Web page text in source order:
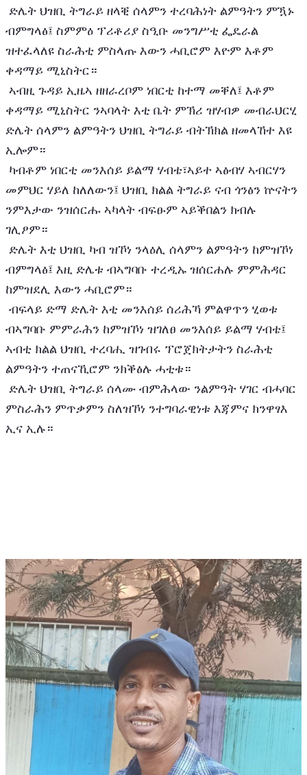
ብምግላፅ፤ ስምምዕ ፕሪቶሪያ ስዒቡ መንግሥቲ ፌዴራል
ዝተፈላለዩ ስራሕቲ ምስላጡ እውን ሓቢሮም እዮም እቶም
ቀዳማይ ሚኒስትር።
ቀዳማይ ሚኒስትር ንኣባላት እቲ ቤት ምኽሪ ዝሃብዎ መብራህርሂ
ድሌት ሰላምን ልምዓትን ህዝቢ ትግራይ ብትኽክል ዘመላኸተ እዩ
ኢሎም።
መምህር ሃይለ ከለለውን፤ ህዝቢ ክልል ትግራይ ናብ ጎንፅን ኵናትን
ንምእታው ንዝሰርሑ ኣካላት ብፍፁም ኣይቕበልን ክብሉ
ገሊፆም።
ብምግላፅ፤ እዚ ድሌቱ ብኣግባቡ ተረዲኡ ዝሰርሐሉ ምምሕዳር
ከምዝደሊ እውን ሓቢሮም።
ብኣግባቡ ምምራሕን ከምዝኾነ ዝገለፀ መንእሰይ ይልማ ሃብቴ፤
ኣብቲ ክልል ህዝቢ ተረባሒ ዝገብሩ ፕሮጀክትታትን ስራሕቲ
ልምዓትን ተጠናኺሮም ንክቕፅሉ ሓቲቱ።
ምስራሕን ምጥቃምን ስለዝኾነ ንተግባራዊነቱ እጃምና ክንዋፃእ
ኢና ኢሉ።